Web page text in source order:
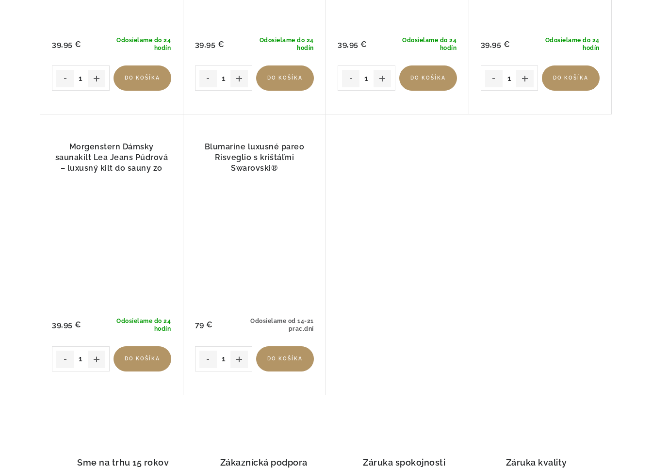
Odosielame do 24
hodín
39,95 €
DO KOŠÍKA
Odosielame do 24
hodín
39,95 €
DO KOŠÍKA
Odosielame do 24
hodín
39,95 €
DO KOŠÍKA
Odosielame do 24
hodín
39,95 €
DO KOŠÍKA
Morgenstern Dámsky
saunakilt Lea Jeans Púdrová
– luxusný kilt do sauny zo
Odosielame do 24
hodín
39,95 €
DO KOŠÍKA
Blumarine luxusné pareo
Risveglio s krištáľmi
Swarovski®
Odosielame od 14-21
prac.dní
79 €
DO KOŠÍKA
Sme na trhu 15 rokov Zákaznícká podpora Záruka spokojnosti Záruka kvality